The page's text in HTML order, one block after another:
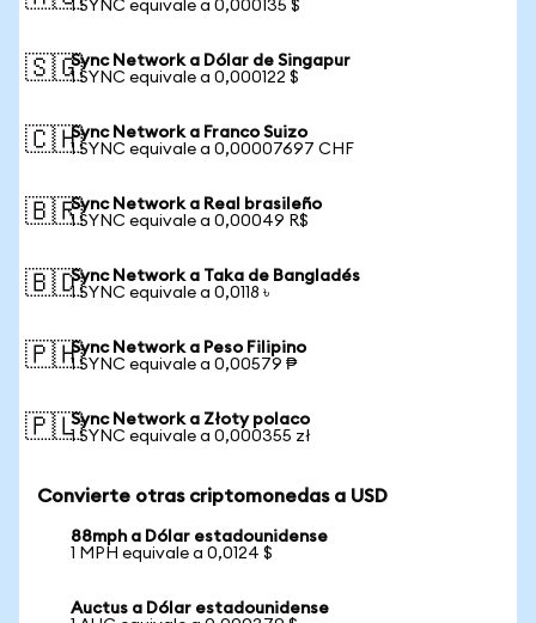
1 SYNC equivale a 0,000135 $
🇸🇬Sync Network a Dólar de Singapur
1 SYNC equivale a 0,000122 $
🇨🇭Sync Network a Franco Suizo
1 SYNC equivale a 0,00007697 CHF
🇧🇷Sync Network a Real brasileño
1 SYNC equivale a 0,00049 R$
🇧🇩Sync Network a Taka de Bangladés
1 SYNC equivale a 0,0118 ৳
🇵🇭Sync Network a Peso Filipino
1 SYNC equivale a 0,00579 ₱
🇵🇱Sync Network a Złoty polaco
1 SYNC equivale a 0,000355 zł
Convierte otras criptomonedas a USD
88mph a Dólar estadounidense
1 MPH equivale a 0,0124 $
Auctus a Dólar estadounidense